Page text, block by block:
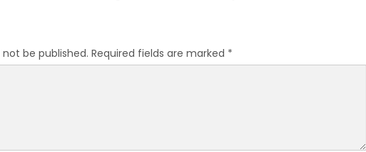
be published. Required fields are marked *